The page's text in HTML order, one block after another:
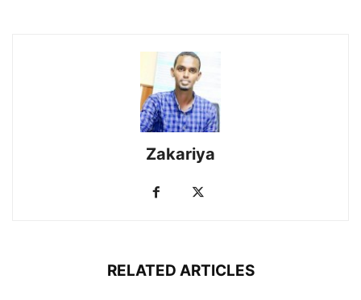
Zakariya
RELATED ARTICLES